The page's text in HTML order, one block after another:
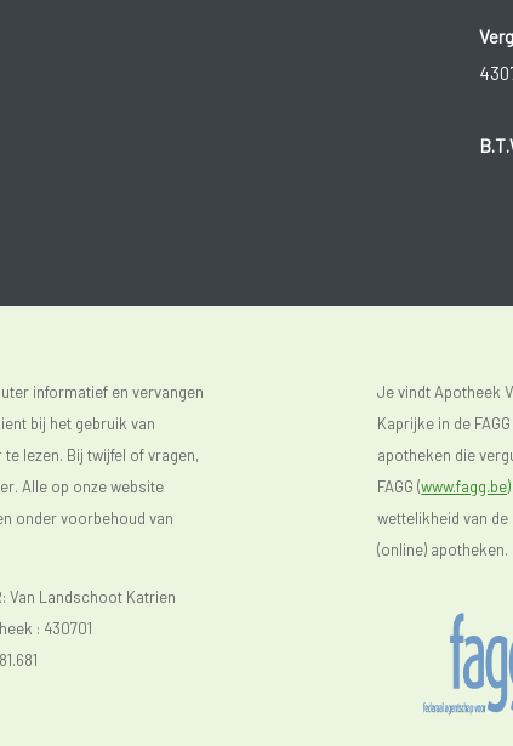
informatief en vervangen
bij het gebruik van
lezen. Bij twijfel of vragen,
Alle op onze website
onder voorbehoud van
Van Landschoot Katrien
: 430701
Je vindt Apotheek
Kaprijke in de
apotheken die
FAGG (www.fagg.be)
wettelikheid van
(online) apotheken.